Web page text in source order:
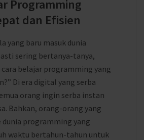
Programming
dan Efisien
yang baru masuk dunia
sering bertanya-tanya,
cara belajar programming yang
Di era digital yang serba
orang ingin serba instan
Bahkan, orang-orang yang
dunia programming yang
waktu bertahun-tahun untuk